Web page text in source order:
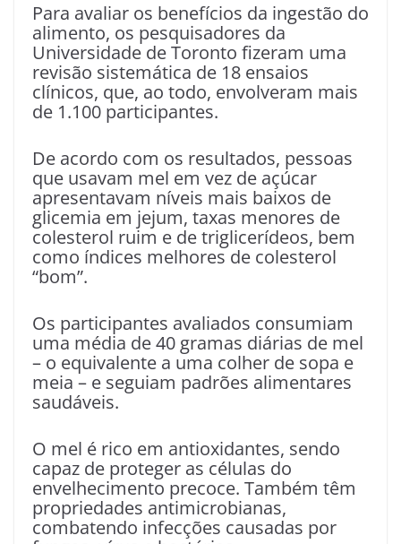
Para avaliar os benefícios da ingestão do
alimento, os pesquisadores da
Universidade de Toronto fizeram uma
revisão sistemática de 18 ensaios
clínicos, que, ao todo, envolveram mais
de 1.100 participantes.
De acordo com os resultados, pessoas
que usavam mel em vez de açúcar
apresentavam níveis mais baixos de
glicemia em jejum, taxas menores de
colesterol ruim e de triglicerídeos, bem
como índices melhores de colesterol
“bom”.
Os participantes avaliados consumiam
uma média de 40 gramas diárias de mel
– o equivalente a uma colher de sopa e
meia – e seguiam padrões alimentares
saudáveis.
O mel é rico em antioxidantes, sendo
capaz de proteger as células do
envelhecimento precoce. Também têm
propriedades antimicrobianas,
combatendo infecções causadas por